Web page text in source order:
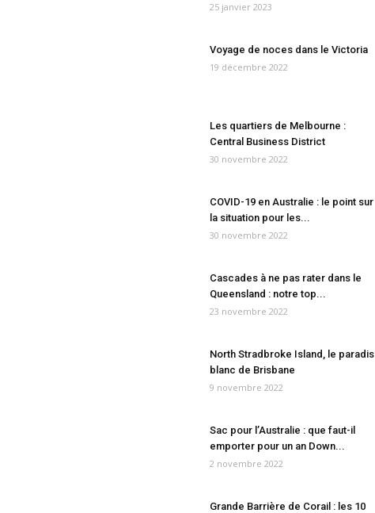
25 janvier 2023
Voyage de noces dans le Victoria
19 décembre 2022
Les quartiers de Melbourne :
Central Business District
30 novembre 2022
COVID-19 en Australie : le point sur
la situation pour les...
30 novembre 2022
Cascades à ne pas rater dans le
Queensland : notre top...
23 novembre 2022
North Stradbroke Island, le paradis
blanc de Brisbane
9 novembre 2022
Sac pour l’Australie : que faut-il
emporter pour un an Down...
2 novembre 2022
Grande Barrière de Corail : les 10